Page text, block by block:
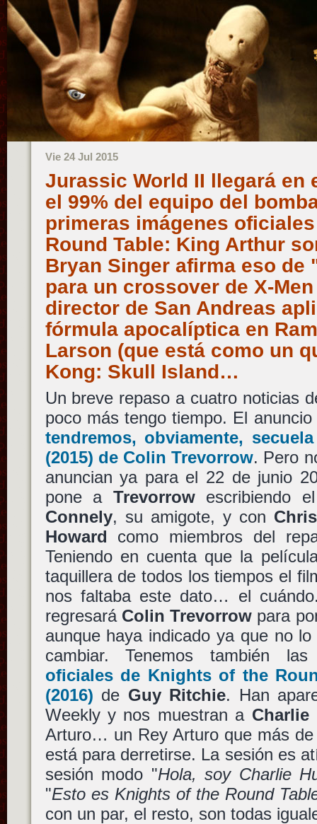
Vie 24 Jul 2015
Jurassic World II llegará en
el 99% del equipo del
primeras imágenes
Round Table: King Arthur
Bryan Singer afirma eso de
para un crossover de X-
director de San Andreas
fórmula apocalíptica en
Larson (que está como un
Kong: Skull Island…
Un breve repaso a cuatro noticias
poco más tengo tiempo. El
tendremos, obviamente,
(2015) de Colin Trevorrow. Pero
anuncian ya para el 22 de junio
pone a Trevorrowescribiendo
Connely, su amigote, y con
Howard como miembros del
Teniendo en cuenta que la
taquillera de todos los tiempos el
nos faltaba este dato… el
regresará Colin Trevorrow para
aunque haya indicado ya que no
cambiar. Tenemos también
oficiales de Knights of the
(2016) de Guy Ritchie. Han
Weekly y nos muestran a Charlie
Arturo… un Rey Arturo que más
está para derretirse. La sesión es
sesión modo "Hola, soy Charlie
"Esto es Knights of the Round
con un par, el resto, son todas